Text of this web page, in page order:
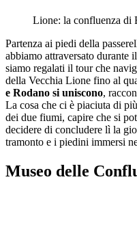
Lione: la confluenza di
Partenza ai piedi della
abbiamo attraversato durante
siamo regalati il tour che
della Vecchia Lione fino al
e Rodano si uniscono,
La cosa che ci è piaciuta di
dei due fiumi, capire che si
decidere di concludere lì la
tramonto e i piedini immersi
Museo delle